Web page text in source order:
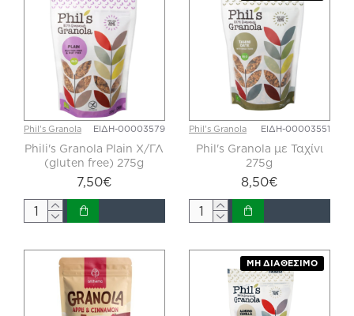
Phil's Granola ΕΙΔΗ-00003579
Phili's Granola Plain Χ/ΓΛ
(gluten free) 275g
7,50€
Phil's Granola ΕΙΔΗ-00003551
Phil's Granola με Ταχίνι
275g
8,50€
ΜΗ ΔΙΑΘΈΣΙΜΟ